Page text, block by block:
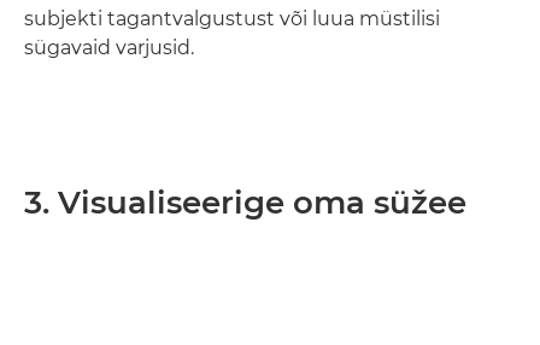
subjekti tagantvalgustust või luua müstilisi
sügavaid varjusid.
3. Visualiseerige oma süžee